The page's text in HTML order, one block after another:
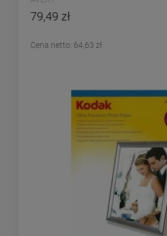
79,49 zł
Cena netto: 64,63 zł